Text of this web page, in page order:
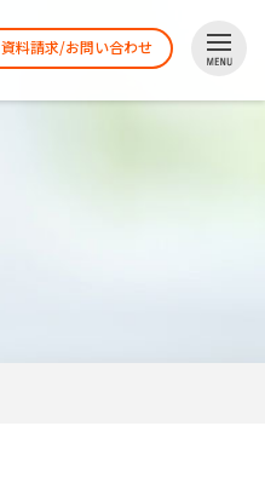
資料請求/お問い合わせ